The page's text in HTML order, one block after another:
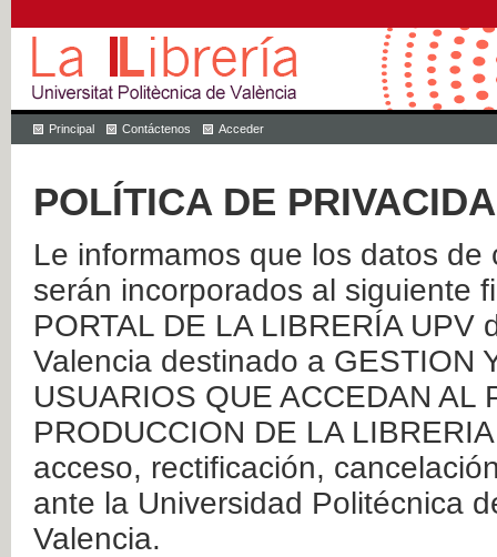
Principal Contáctenos Acceder
POLÍTICA DE
Le informamos que los datos
serán incorporados al siguiente
PORTAL DE LA LIBRERÍA
Valencia destinado a GESTION
USUARIOS QUE ACCEDAN AL
PRODUCCION DE LA
acceso, rectificación,
ante la Universidad Politécnica
Valencia.